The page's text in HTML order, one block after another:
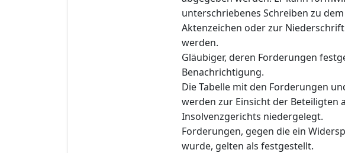
unterschriebenes Schreiben zu
Aktenzeichen oder zur
werden.
Gläubiger, deren Forderungen
Benachrichtigung.
Die Tabelle mit den Forderungen
werden zur Einsicht der Beteiligten
Insolvenzgerichts niedergelegt.
Forderungen, gegen die ein
wurde, gelten als festgestellt.